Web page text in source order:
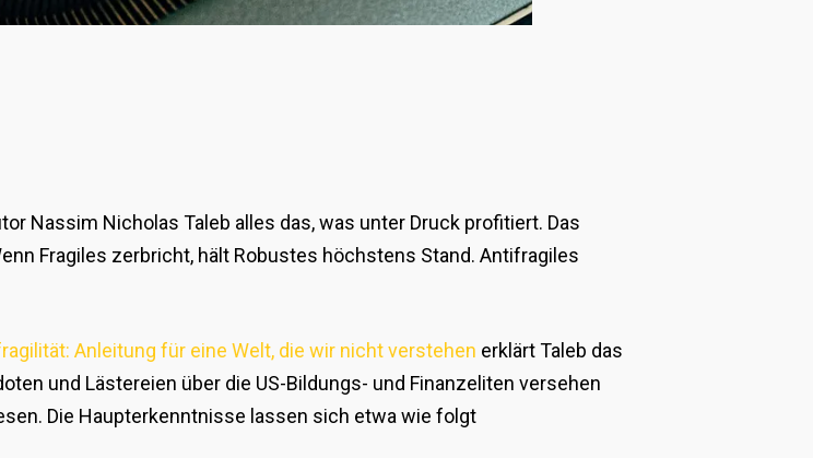
Nassim Nicholas Taleb alles das, was unter Druck profitiert. Das
Fragiles zerbricht, hält Robustes höchstens Stand. Antifragiles
Anleitung für eine Welt, die wir nicht verstehen erklärt Taleb das
und Lästereien über die US-Bildungs- und Finanzeliten versehen
Die Haupterkenntnisse lassen sich etwa wie folgt